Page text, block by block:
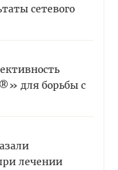
сетевого
для борьбы с
лечении